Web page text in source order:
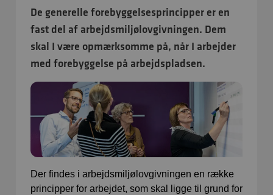
De generelle forebyggelsesprincipper er en
fast del af arbejdsmiljølovgivningen. Dem
skal I være opmærksomme på, når I arbejder
med forebyggelse på arbejdspladsen.
Der findes i arbejdsmiljølovgivningen en række
principper for arbejdet, som skal ligge til grund for